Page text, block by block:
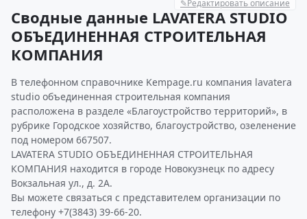
✎Редактировать описание
Сводные данные LAVATERA STUDIO
ОБЪЕДИНЕННАЯ СТРОИТЕЛЬНАЯ
КОМПАНИЯ
В телефонном справочнике Kempage.ru компания lavatera
studio объединенная строительная компания
расположена в разделе «Благоустройство территорий», в
рубрике Городское хозяйство, благоустройство, озеленение
под номером 667507.
LAVATERA STUDIO ОБЪЕДИНЕННАЯ СТРОИТЕЛЬНАЯ
КОМПАНИЯ находится в городе Новокузнецк по адресу
Вокзальная ул., д. 2А.
Вы можете связаться с представителем организации по
телефону +7(3843) 39-66-20.